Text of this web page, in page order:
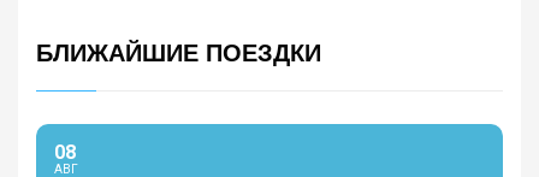
БЛИЖАЙШИЕ ПОЕЗДКИ
08
АВГ